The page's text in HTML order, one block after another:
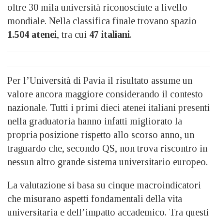
oltre 30 mila università riconosciute a livello
mondiale. Nella classifica finale trovano spazio
1.504 atenei, tra cui 47 italiani.
Per l’Università di Pavia il risultato assume un
valore ancora maggiore considerando il contesto
nazionale. Tutti i primi dieci atenei italiani presenti
nella graduatoria hanno infatti migliorato la
propria posizione rispetto allo scorso anno, un
traguardo che, secondo QS, non trova riscontro in
nessun altro grande sistema universitario europeo.
La valutazione si basa su cinque macroindicatori
che misurano aspetti fondamentali della vita
universitaria e dell’impatto accademico. Tra questi